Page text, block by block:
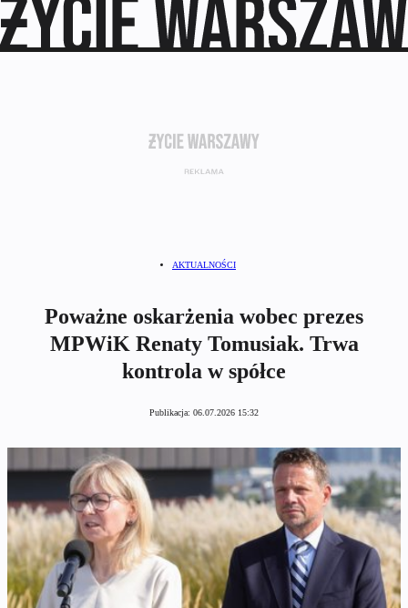
AKTUALNOŚCI
Poważne oskarżenia wobec prezes
MPWiK Renaty Tomusiak. Trwa
kontrola w spółce
Publikacja: 06.07.2026 15:32